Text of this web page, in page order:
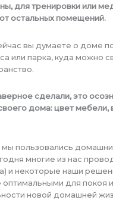
для тренировки или
остальных помещений.
вы думаете о доме
или парка, куда можно
сделали, это
дома: цвет мебели,
пользовались
многие из нас
и некоторые наши
оптимальными для покоя и
новой домашней